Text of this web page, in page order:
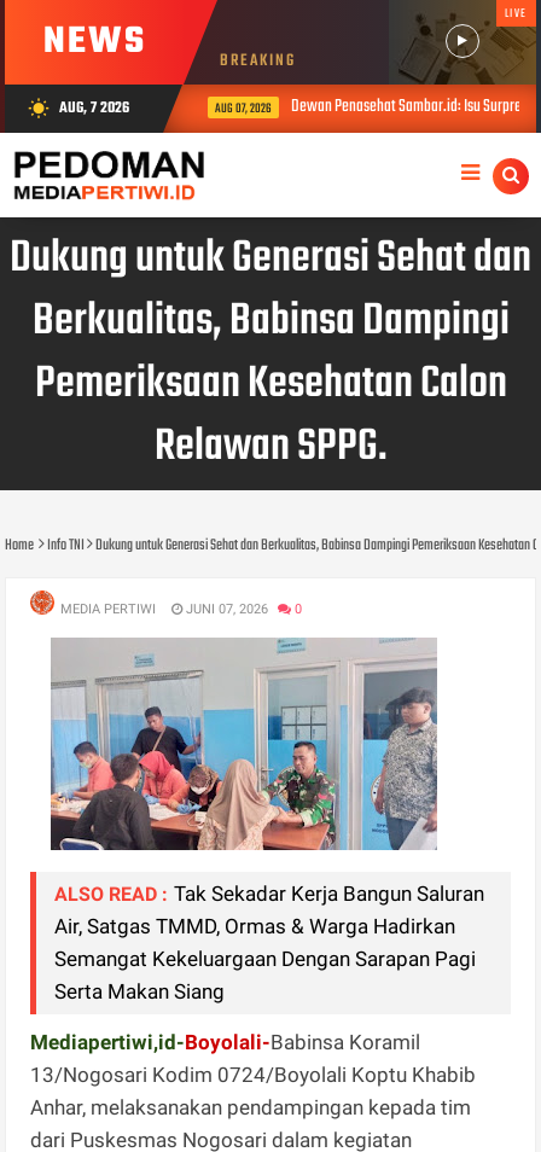
NEWS BREAKING
LIVE
wb_sunny AUG, 7 2026 AUG 07, 2026 Dewan Penasehat Sambar.id: Isu Surpres
Dukung untuk Generasi Sehat dan
Berkualitas, Babinsa Dampingi
Pemeriksaan Kesehatan Calon
Relawan SPPG.
Home Info TNI Dukung untuk Generasi Sehat dan Berkualitas, Babinsa Dampingi Pemeriksaan Kesehatan
MEDIA PERTIWI JUNI 07, 2026 0
ALSO READ : Tak Sekadar Kerja Bangun Saluran
Air, Satgas TMMD, Ormas & Warga Hadirkan
Semangat Kekeluargaan Dengan Sarapan Pagi
Serta Makan Siang
Mediapertiwi,id-Boyolali-Babinsa Koramil
13/Nogosari Kodim 0724/Boyolali Koptu Khabib
Anhar, melaksanakan pendampingan kepada tim
dari Puskesmas Nogosari dalam kegiatan